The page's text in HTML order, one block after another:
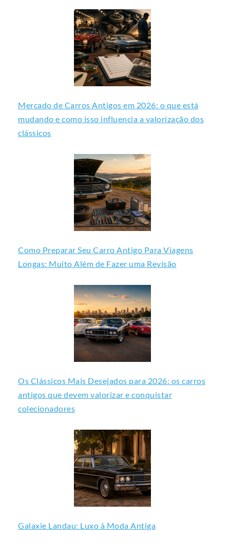
Mercado de Carros Antigos em 2026: o que está
mudando e como isso influencia a valorização dos
clássicos
Como Preparar Seu Carro Antigo Para Viagens
Longas: Muito Além de Fazer uma Revisão
Os Clássicos Mais Desejados para 2026: os carros
antigos que devem valorizar e conquistar
colecionadores
Galaxie Landau: Luxo à Moda Antiga